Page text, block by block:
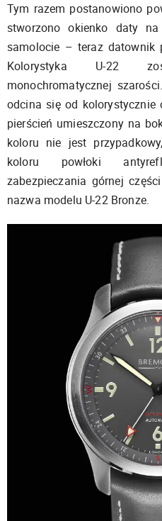
Tym razem postanowiono
stworzono okienko daty
samolocie – teraz datownik
Kolorystyka U-22
monochromatycznej
odcina się od kolorystycznie
pierścień umieszczony na
koloru nie jest
koloru powłoki
zabezpieczania górnej
nazwa modelu U-22 Bronze.